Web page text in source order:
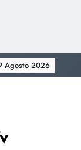
Agosto 2026